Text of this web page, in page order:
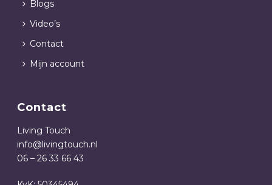
Blogs
Video’s
Contact
Mijn account
Contact
Living Touch
info@livingtouch.nl
06 – 26 33 66 43